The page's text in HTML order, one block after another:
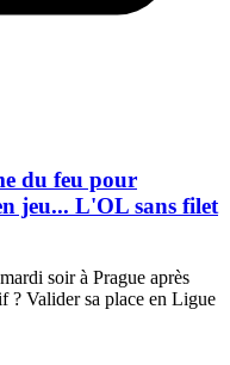
du feu pour
jeu... L'OL sans filet
soir à Prague après
? Valider sa place en Ligue